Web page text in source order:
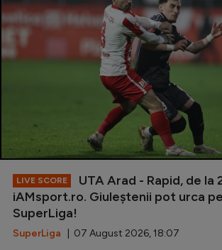
LIVE SCORE
UTA Arad - Rapid, de la
iAMsport.ro. Giuleștenii pot urca
SuperLiga!
SuperLiga | 07 August 2026, 18:07